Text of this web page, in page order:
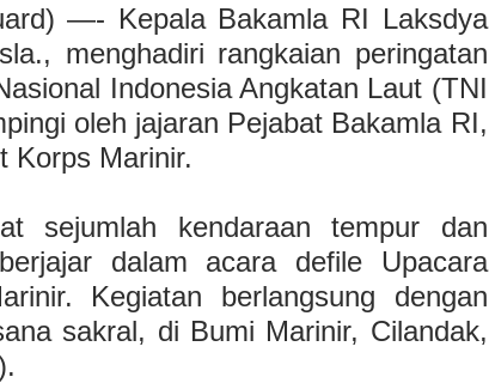
—- Kepala Bakamla RI Laksdya
menghadiri rangkaian peringatan
Indonesia Angkatan Laut (TNI
oleh jajaran Pejabat Bakamla RI,
Korps Marinir.
sejumlah kendaraan tempur dan
dalam acara defile Upacara
Kegiatan berlangsung dengan
sakral, di Bumi Marinir, Cilandak,